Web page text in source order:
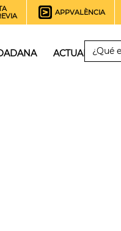
APPVALÈNCIA
ACTUALIDAD